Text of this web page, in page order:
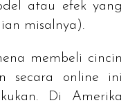
atau efek yang
misalnya).
membeli cincin
secara online ini
Di Amerika